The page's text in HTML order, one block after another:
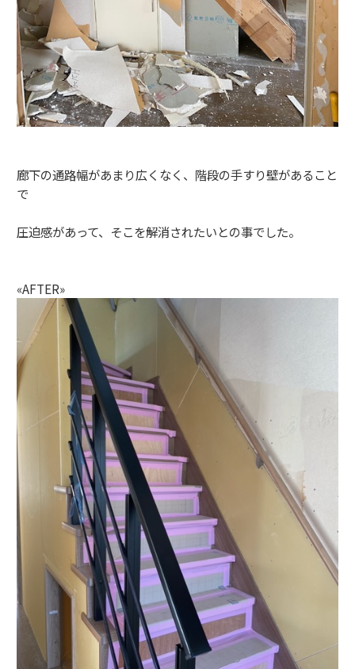
廊下の通路幅があまり広くなく、階段の手すり壁があること
で
圧迫感があって、そこを解消されたいとの事でした。
«AFTER»